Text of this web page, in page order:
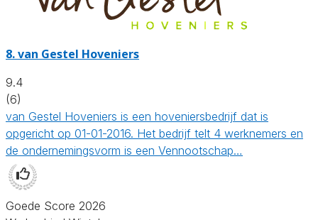
8.van Gestel Hoveniers
9.4
(6)
van Gestel Hoveniers is een hoveniersbedrijf dat is
opgericht op 01-01-2016. Het bedrijf telt 4 werknemers en
de ondernemingsvorm is een Vennootschap…
Goede Score 2026